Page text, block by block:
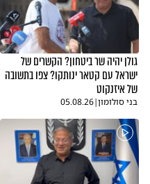
גולן יהיה שר ביטחון? הקשרים של
ישראל עם קטאר ינותקו? צפו בתשובה
של איזנקוט
בני סולומון|
05.08.26